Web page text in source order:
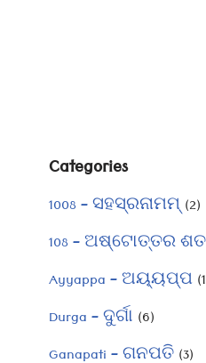
Categories
1008 – ସହସ୍ରନାମମ୍(2)
108 – ଅଷ୍ଟୋତ୍ତର
Ayyappa – ଅୟ୍ୟପ୍ପ
Durga – ଦୁର୍ଗା (6)
Ganapati – ଗନପତି(3)